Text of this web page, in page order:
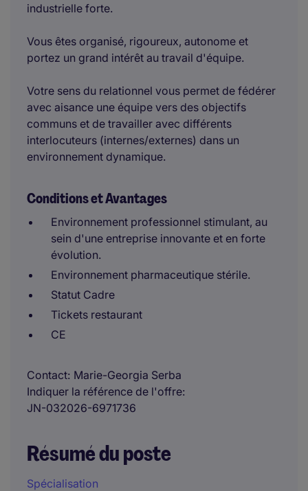
industrielle forte.
Vous êtes organisé, rigoureux, autonome et
portez un grand intérêt au travail d'équipe.
Votre sens du relationnel vous permet de fédérer
avec aisance une équipe vers des objectifs
communs et de travailler avec différents
interlocuteurs (internes/externes) dans un
environnement dynamique.
Conditions et Avantages
Environnement professionnel stimulant, au
sein d'une entreprise innovante et en forte
évolution.
Environnement pharmaceutique stérile.
Statut Cadre
Tickets restaurant
CE
Contact Marie-Georgia Serba
Indiquer la référence de l'offre
JN-032026-6971736
Résumé du poste
Spécialisation